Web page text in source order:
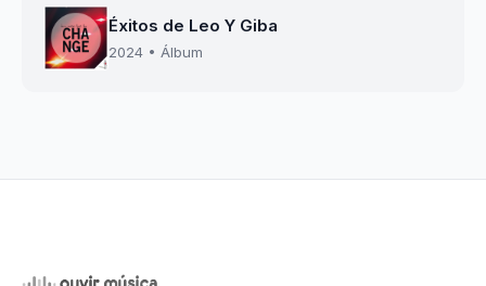
Éxitos de Leo Y Giba
2024 • Álbum